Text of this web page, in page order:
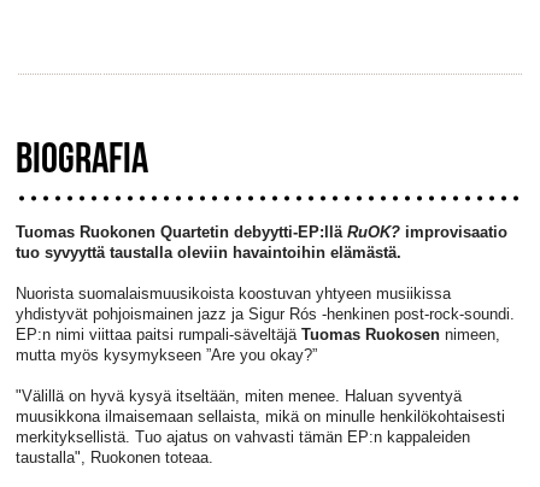
BIOGRAFIA
Tuomas Ruokonen Quartetin debyytti-EP:llä RuOK?improvisaatio
tuo syvyyttä taustalla oleviin havaintoihin elämästä.
Nuorista suomalaismuusikoista koostuvan yhtyeen musiikissa
yhdistyvät pohjoismainen jazz ja Sigur Rós -henkinen post-rock-soundi.
EP:n nimi viittaa paitsi rumpali-säveltäjä Tuomas Ruokosennimeen,
mutta myös kysymykseen ”Are you okay?”
"Välillä on hyvä kysyä itseltään, miten menee. Haluan syventyä
muusikkona ilmaisemaan sellaista, mikä on minulle henkilökohtaisesti
merkityksellistä. Tuo ajatus on vahvasti tämän EP:n kappaleiden
taustalla", Ruokonen toteaa.